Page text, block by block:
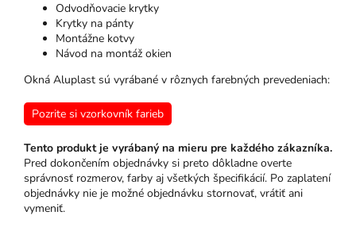
Odvodňovacie krytky
Krytky na pánty
Montážne kotvy
Návod na montáž okien
Okná Aluplast sú vyrábané v rôznych farebných prevedeniach:
Pozrite si vzorkovník farieb
Tento produkt je vyrábaný na mieru pre každého zákazníka.
Pred dokončením objednávky si preto dôkladne overte
správnosť rozmerov, farby aj všetkých špecifikácií. Po zaplatení
objednávky nie je možné objednávku stornovať, vrátiť ani
vymeniť.